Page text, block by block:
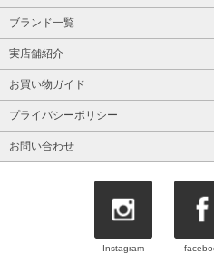
ブランド一覧
実店舗紹介
お買い物ガイド
プライバシーポリシー
お問い合わせ
Instagram